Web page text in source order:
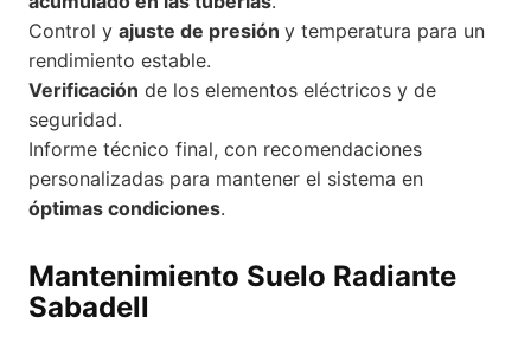
Control y ajuste de presión y temperatura para un
rendimiento estable.
Verificación de los elementos eléctricos y de
seguridad.
Informe técnico final, con recomendaciones
personalizadas para mantener el sistema en
óptimas condiciones.
Mantenimiento Suelo Radiante
Sabadell